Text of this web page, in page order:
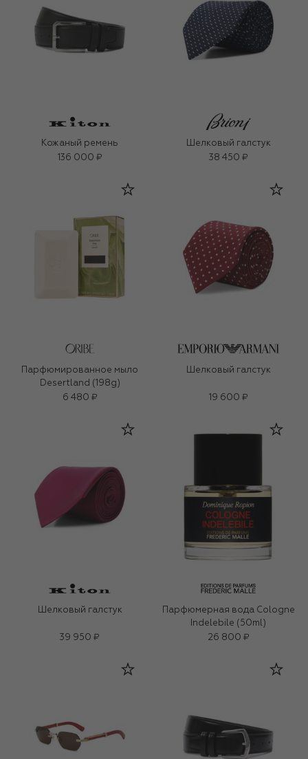
Кожаный ремень
136 000 ₽
Шелковый галстук
38 450 ₽
Парфюмированное мыло
Desertland (198g)
6 480 ₽
Шелковый галстук
19 600 ₽
Шелковый галстук
39 950 ₽
Парфюмерная вода Cologne
Indelebile (50ml)
26 800 ₽